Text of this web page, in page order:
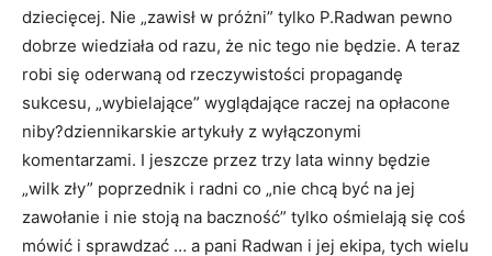
dziecięcej. Nie „zawisł w próżni” tylko P.Radwan pewno
dobrze wiedziała od razu, że nic tego nie będzie. A teraz
robi się oderwaną od rzeczywistości propagandę
sukcesu, „wybielające” wyglądające raczej na opłacone
niby?dziennikarskie artykuły z wyłączonymi
komentarzami. I jeszcze przez trzy lata winny będzie
„wilk zły” poprzednik i radni co „nie chcą być na jej
zawołanie i nie stoją na baczność” tylko ośmielają się coś
mówić i sprawdzać … a pani Radwan i jej ekipa, tych wielu